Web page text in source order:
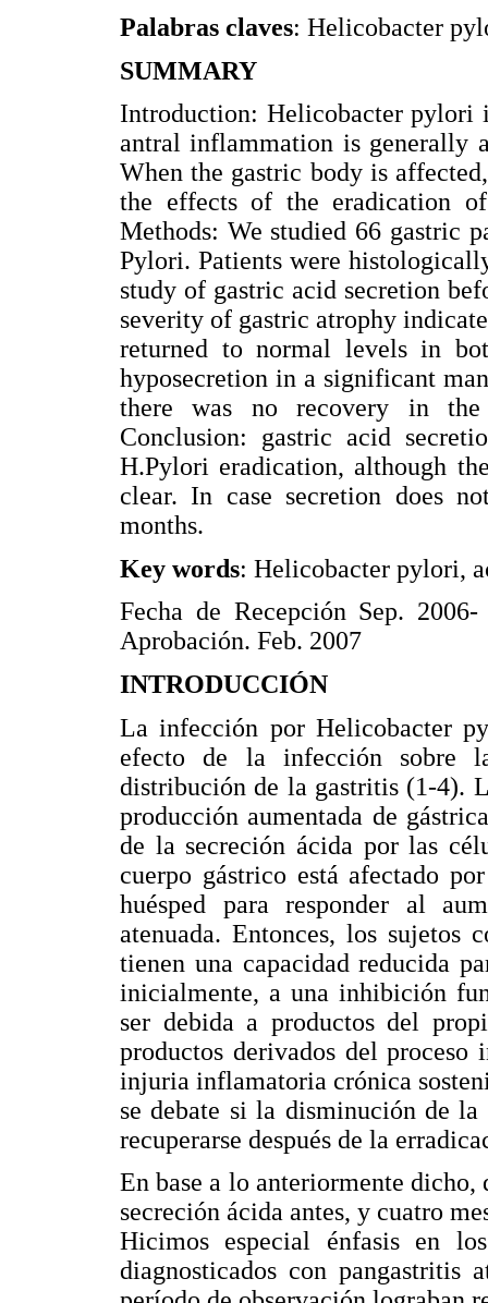
Palabras claves: Helicobacter
SUMMARY
Introduction: Helicobacter pylori
antral inflammation is generally
When the gastric body is
the effects of the eradication
Methods: We studied 66 gastric
Pylori. Patients were
study of gastric acid secretion
severity of gastric atrophy
returned to normal levels in
hyposecretion in a significant
there was no recovery in the
Conclusion: gastric acid
H.Pylori eradication, although
clear. In case secretion does
months.
Key words: Helicobacter pylori,
Fecha de Recepción Sep.
Aprobación. Feb. 2007
INTRODUCCIÓN
La infección por Helicobacter
efecto de la infección sobre
distribución de la gastritis (1-4).
producción aumentada de
de la secreción ácida por las
cuerpo gástrico está afectado
huésped para responder al
atenuada. Entonces, los sujetos
tienen una capacidad reducida
inicialmente, a una inhibición
ser debida a productos del
productos derivados del
injuria inflamatoria crónica
se debate si la disminución de la
recuperarse después de la
En base a lo anteriormente
secreción ácida antes, y cuatro
Hicimos especial énfasis en
diagnosticados con pangastritis